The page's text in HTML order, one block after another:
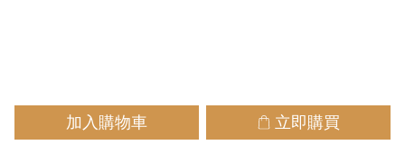
加入購物車 立即購買